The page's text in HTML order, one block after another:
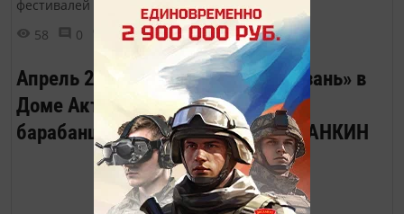
фестивалей в Казанской епархии.
58
0
Апрель 2023. Вечер журнала «Казань» в
Доме Актёра. Песню «Весёлый
барабанщик» исполняет Роман ЛАНКИН